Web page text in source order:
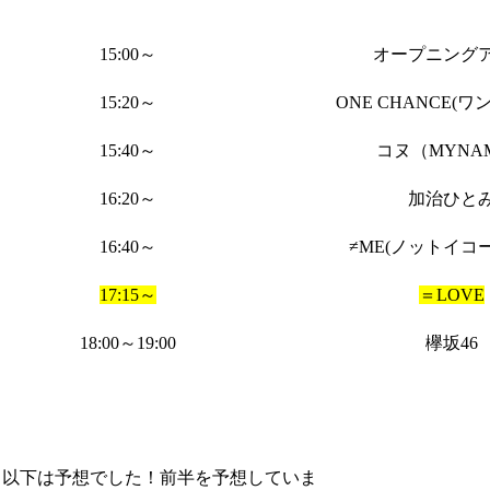
15:00～ オープニング
15:20～ ONE CHANCE(ワ
15:40～ コヌ（
16:20～ 加治ひと
16:40～ ≠ME(ノットイコ
17:15～ ＝LOVE
18:00～19:00 欅坂46
以下は予想でした！前半を予想していま